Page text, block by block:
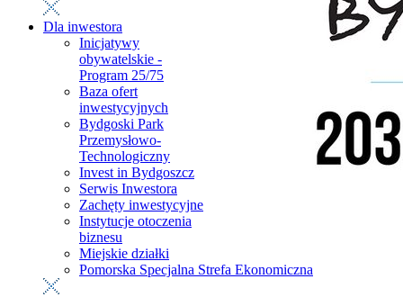
Dla inwestora
Inicjatywy
obywatelskie -
Program 25/75
Baza ofert
inwestycyjnych
Bydgoski Park
Przemysłowo-
Technologiczny
Invest in Bydgoszcz
Serwis Inwestora
Zachęty inwestycyjne
Instytucje otoczenia
biznesu
Miejskie działki
Pomorska Specjalna Strefa Ekonomiczna